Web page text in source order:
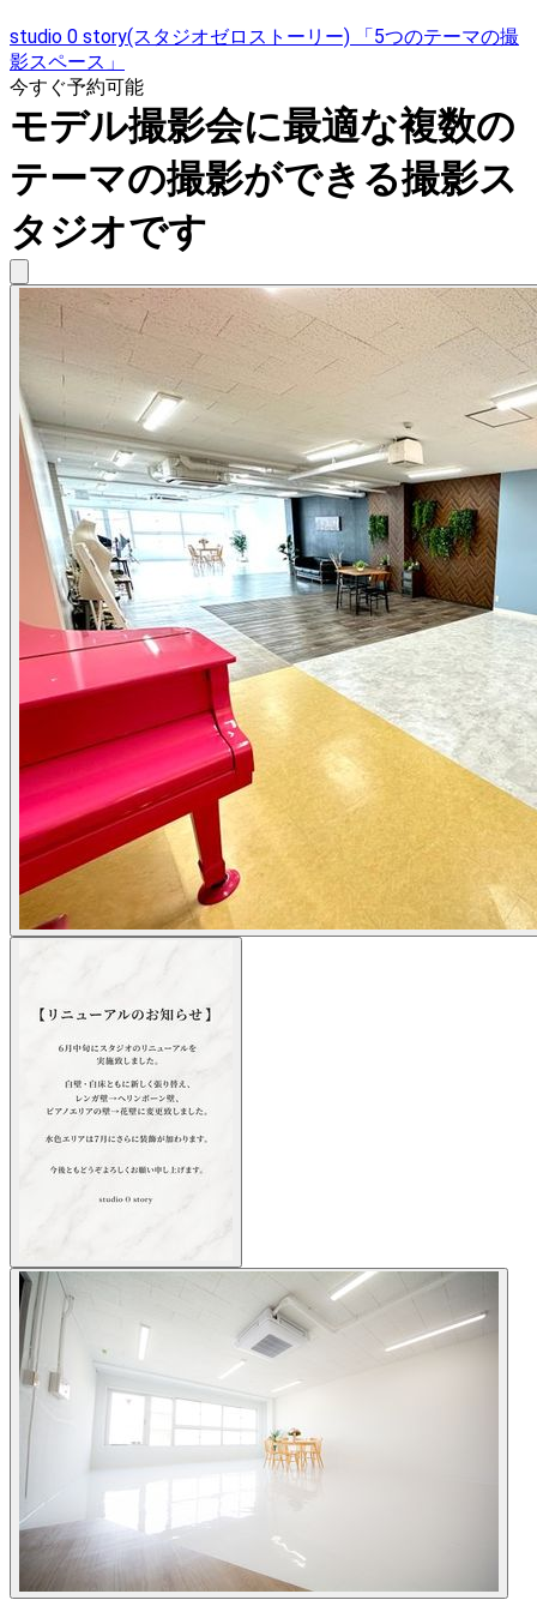
studio 0 story(スタジオゼロストーリー) 「5つのテーマの撮
影スペース」
今すぐ予約可能
モデル撮影会に最適な複数の
テーマの撮影ができる撮影ス
タジオです